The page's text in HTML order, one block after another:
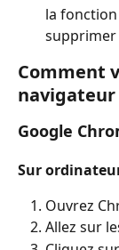
la
supprimer
Comment
navigateur
Google
Sur
Ouvrez
Allez sur